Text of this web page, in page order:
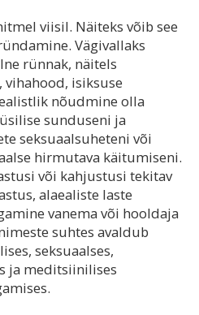
viisil. Näiteks võib see
Vägivallaks
rünnak, näitels
vihahood, isiksuse
nõudmine olla
sunduseni ja
seksuaalsuheteni või
hirmutava käitumiseni.
või kahjustusi tekitav
alaealiste laste
vanema või hooldaja
suhtes avaldub
seksuaalses,
ja meditsiinilises